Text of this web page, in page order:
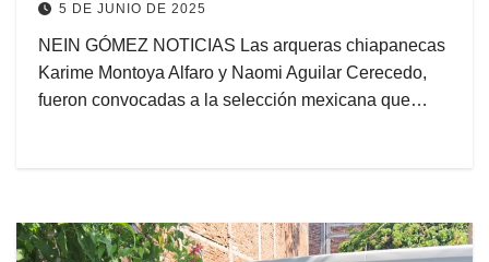
5 DE JUNIO DE 2025
NEIN GÓMEZ NOTICIAS Las arqueras chiapanecas
Karime Montoya Alfaro y Naomi Aguilar Cerecedo,
fueron convocadas a la selección mexicana que…